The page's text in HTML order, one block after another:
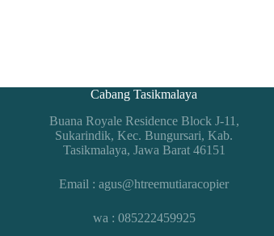
Cabang Tasikmalaya
Buana Royale Residence Block J-11,
Sukarindik, Kec. Bungursari, Kab.
Tasikmalaya, Jawa Barat 46151
Email : agus@htreemutiaracopier
wa : 085222459925